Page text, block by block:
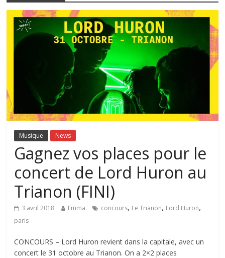
Musique News
Gagnez vos places pour le
concert de Lord Huron au
Trianon (FINI)
3 avril 2018 Emma concours, Le Trianon, Lord Huron,
paris
CONCOURS – Lord Huron revient dans la capitale, avec un
concert le 31 octobre au Trianon. On a 2×2 places